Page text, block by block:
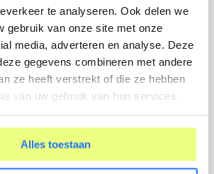
te analyseren. Ook delen we
gebruik van onze site met onze
media, adverteren en analyse. Deze
gegevens combineren met andere
ze heeft verstrekt of die ze hebben
van uw gebruik van hun services.
Alles toestaan
(en hoe
software: De basis